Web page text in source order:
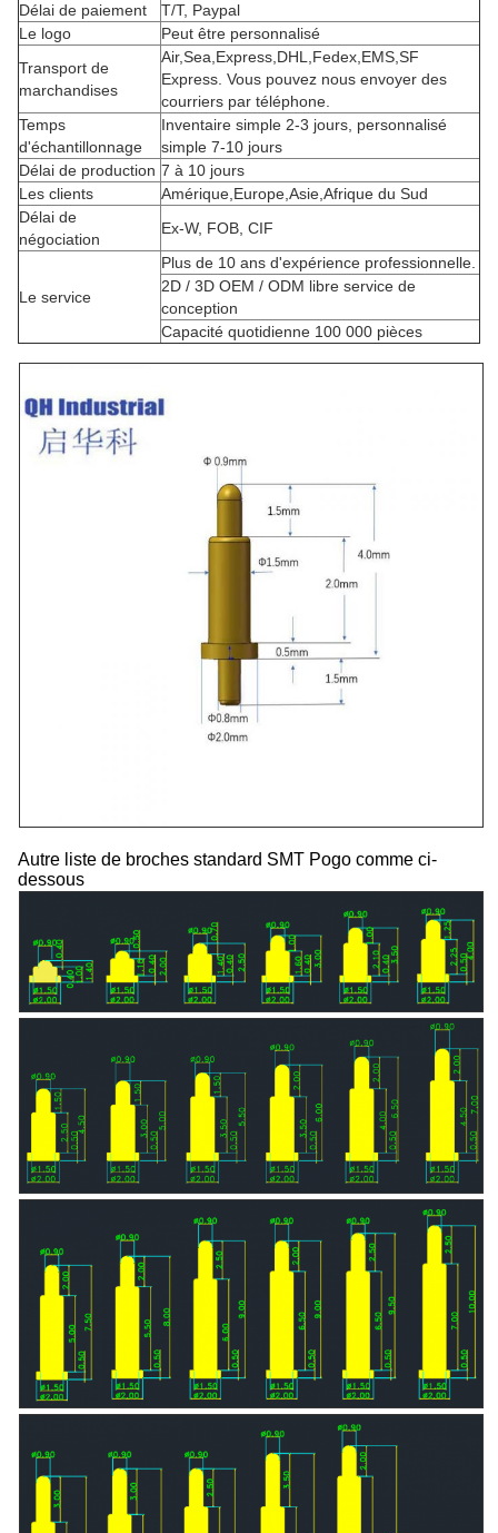
Délai de paiement
T/T, Paypal
Le logo
Peut être personnalisé
Transport de
marchandises
Air,Sea,Express,DHL,Fedex,EMS,SF
Express. Vous pouvez nous envoyer des
courriers par téléphone.
Temps
d'échantillonnage
Inventaire simple 2-3 jours, personnalisé
simple 7-10 jours
Délai de production 7 à 10 jours
Les clients
Amérique,Europe,Asie,Afrique du Sud
Délai de
négociation
Ex-W, FOB, CIF
Le service
Plus de 10 ans d'expérience professionnelle.
2D / 3D OEM / ODM libre service de
conception
Capacité quotidienne 100 000 pièces
Autre liste de broches standard SMT Pogo comme ci-
dessous